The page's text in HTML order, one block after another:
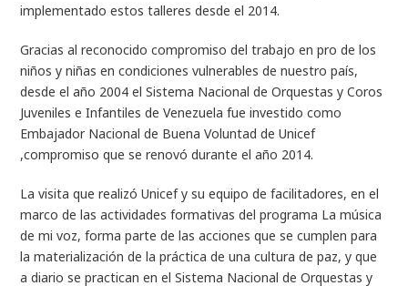
implementado estos talleres desde el 2014.
Gracias al reconocido compromiso del trabajo en pro de los
niños y niñas en condiciones vulnerables de nuestro país,
desde el año 2004 el Sistema Nacional de Orquestas y Coros
Juveniles e Infantiles de Venezuela fue investido como
Embajador Nacional de Buena Voluntad de Unicef
,compromiso que se renovó durante el año 2014.
La visita que realizó Unicef y su equipo de facilitadores, en el
marco de las actividades formativas del programa La música
de mi voz, forma parte de las acciones que se cumplen para
la materialización de la práctica de una cultura de paz, y que
a diario se practican en el Sistema Nacional de Orquestas y